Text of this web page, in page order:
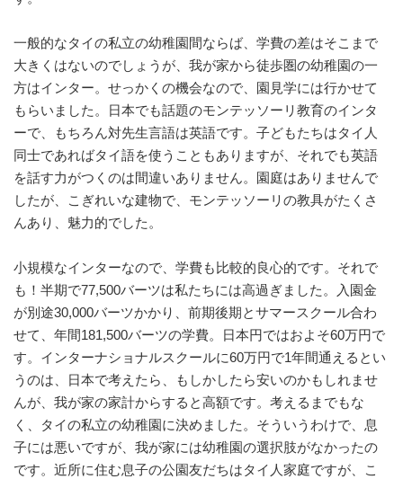
一般的なタイの私立の幼稚園間ならば、学費の差はそこまで
大きくはないのでしょうが、我が家から徒歩圏の幼稚園の一
方はインター。せっかくの機会なので、園見学には行かせて
もらいました。日本でも話題のモンテッソーリ教育のインタ
ーで、もちろん対先生言語は英語です。子どもたちはタイ人
同士であればタイ語を使うこともありますが、それでも英語
を話す力がつくのは間違いありません。園庭はありませんで
したが、こぎれいな建物で、モンテッソーリの教具がたくさ
んあり、魅力的でした。
小規模なインターなので、学費も比較的良心的です。それで
も！半期で77,500バーツは私たちには高過ぎました。入園金
が別途30,000バーツかかり、前期後期とサマースクール合わ
せて、年間181,500バーツの学費。日本円ではおよそ60万円で
す。インターナショナルスクールに60万円で1年間通えるとい
うのは、日本で考えたら、もしかしたら安いのかもしれませ
んが、我が家の家計からすると高額です。考えるまでもな
く、タイの私立の幼稚園に決めました。そういうわけで、息
子には悪いですが、我が家には幼稚園の選択肢がなかったの
です。近所に住む息子の公園友だちはタイ人家庭ですが、こ